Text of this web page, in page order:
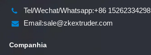
Tel/Wechat/Whatsapp:+86 15262334298
Email:sale@zkextruder.com
Companhia